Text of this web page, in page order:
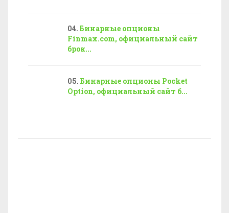
Бинарные опционы
Finmax.com, официальный сайт
брок...
Бинарные опционы Pocket
Option, официальный сайт б...